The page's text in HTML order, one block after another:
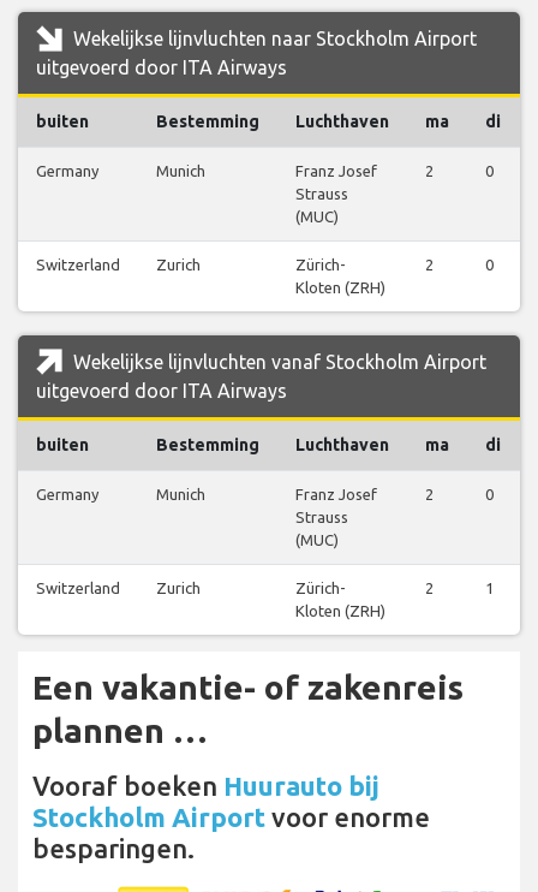
Wekelijkse lijnvluchten naar Stockholm Airport
uitgevoerd door ITA Airways
buiten Bestemming Luchthaven ma di
Germany Munich
Franz Josef
Strauss
(MUC)
2 0
Switzerland Zurich
Zürich-
Kloten (ZRH)
2 0
Wekelijkse lijnvluchten vanaf Stockholm Airport
uitgevoerd door ITA Airways
buiten Bestemming Luchthaven ma di
Germany Munich
Franz Josef
Strauss
(MUC)
2 0
Switzerland Zurich
Zürich-
Kloten (ZRH)
2 1
Een vakantie- of zakenreis
plannen …
Vooraf boeken Huurauto bij
Stockholm Airport voor enorme
besparingen.